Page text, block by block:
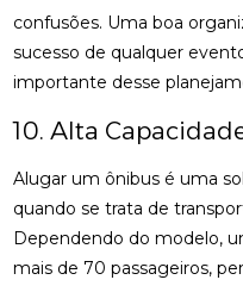
confusões. Uma boa
sucesso de qualquer
importante desse
10. Alta
Alugar um ônibus é uma
quando se trata de
Dependendo do modelo,
mais de 70 passageiros,